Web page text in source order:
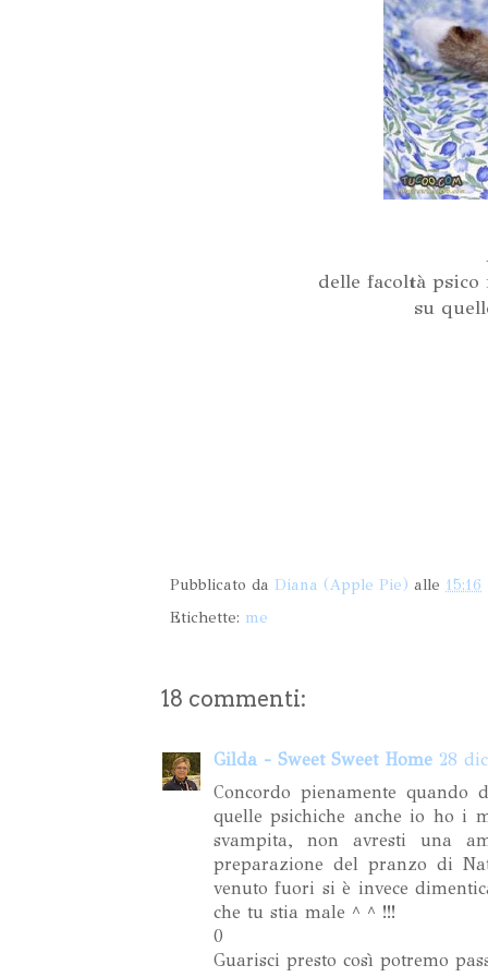
delle facoltà
su
Pubblicato da Diana (Apple Pie) alle 15:16
Etichette: me
18 commenti:
Gilda - Sweet Sweet Home 28
Concordo pienamente
quelle psichiche anche io ho i
svampita, non avresti una
preparazione del pranzo di
venuto fuori si è invece
che tu stia male ^ ^ !!!
0
Guarisci presto così potremo